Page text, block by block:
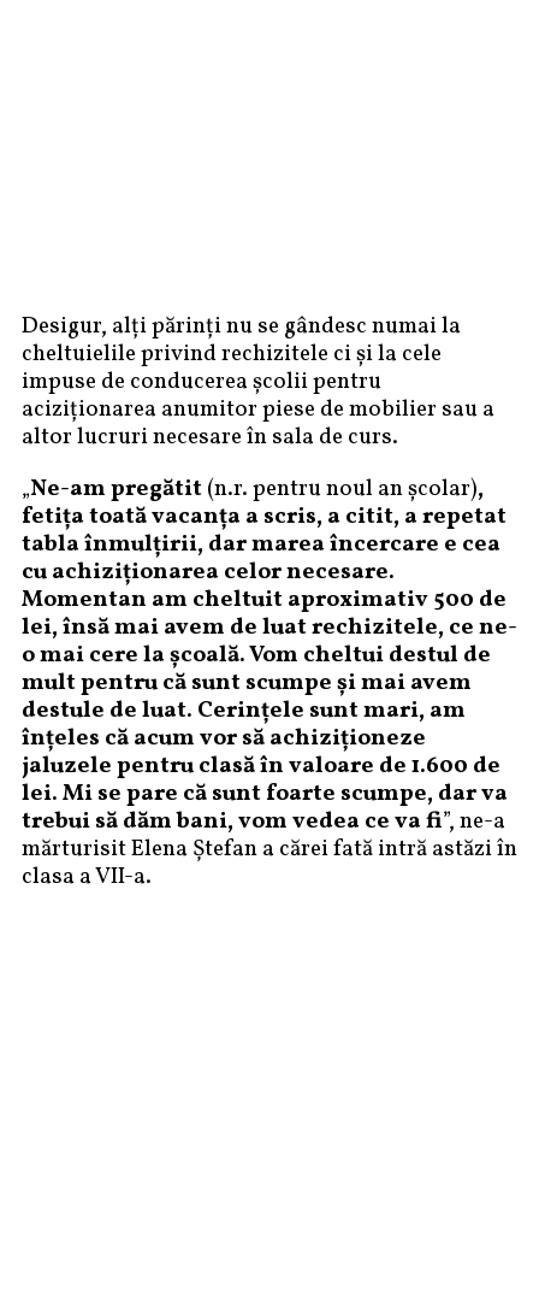
Desigur, alți părinți nu se gândesc numai la
cheltuielile privind rechizitele ci și la cele
impuse de conducerea școlii pentru
aciziționarea anumitor piese de mobilier sau a
altor lucruri necesare în sala de curs.
„Ne-am pregătit (n.r. pentru noul an școlar),
fetița toată vacanța a scris, a citit, a repetat
tabla înmulțirii, dar marea încercare e cea
cu achiziționarea celor necesare.
Momentan am cheltuit aproximativ 500 de
lei, însă mai avem de luat rechizitele, ce ne-
o mai cere la școală. Vom cheltui destul de
mult pentru că sunt scumpe și mai avem
destule de luat. Cerințele sunt mari, am
înțeles că acum vor să achiziționeze
jaluzele pentru clasă în valoare de 1.600 de
lei. Mi se pare că sunt foarte scumpe, dar va
trebui să dăm bani, vom vedea ce va fi”, ne-a
mărturisit Elena Ștefan a cărei fată intră astăzi în
clasa a VII-a.